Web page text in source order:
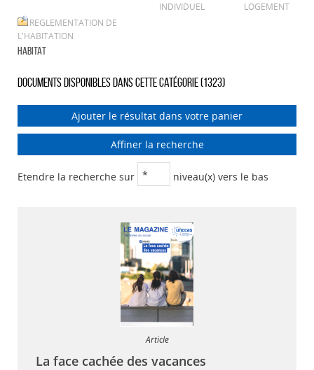
INDIVIDUEL
LOGEMENT
REGLEMENTATION DE
L'HABITATION
HABITAT
Documents disponibles dans cette catégorie (1323)
Ajouter le résultat dans votre panier
Affiner la recherche
Etendre la recherche sur niveau(x) vers le bas
Article
La face cachée des vacances